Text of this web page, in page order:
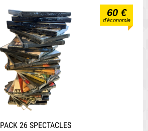
60 €
d'économie
PACK 26 SPECTACLES